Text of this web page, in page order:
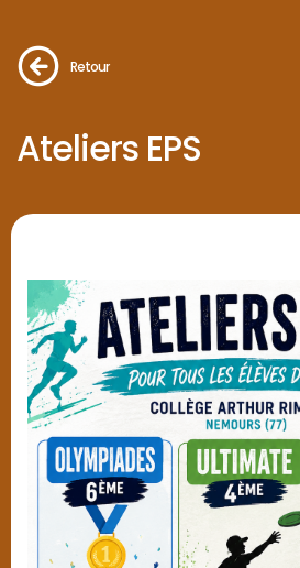
Retour
Ateliers EPS